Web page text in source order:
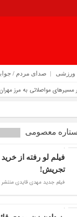
ورزشی صدای مردم /
مواصلاتی به مرز مهران
دهلران
تهدیدهای جاده‌ ای در مسیر
در اربعین
معصومی
فیلم لو رفته از
تجریش!
فیلم جدید مهدی قایدی